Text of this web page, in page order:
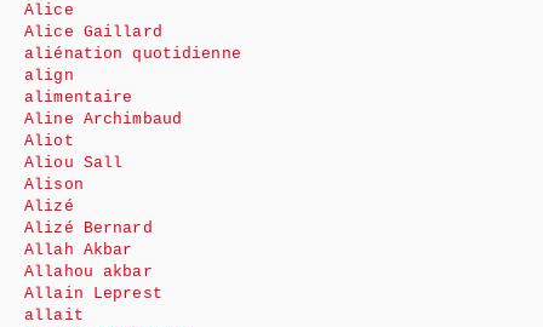
Alice
Alice Gaillard
aliénation quotidienne
align
alimentaire
Aline Archimbaud
Aliot
Aliou Sall
Alison
Alizé
Alizé Bernard
Allah Akbar
Allahou akbar
Allain Leprest
allait